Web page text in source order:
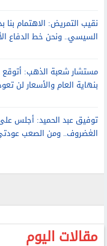
نقيب التمريض: الاهتمام
السيسي.. ونحن خط الدفاع
بنهاية العام والأسعار لن تعود
توفيق عبد الحميد: أجلس
الغضروف.. ومن الصعب عودتي
مقالات اليوم